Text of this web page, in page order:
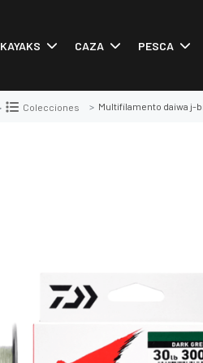
KAYAKS CAZA PESCA
Colecciones Multifilamento daiwa j-